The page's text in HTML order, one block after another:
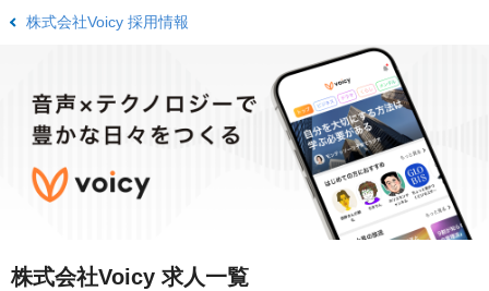
株式会社Voicy 採用情報
株式会社Voicy 求人一覧